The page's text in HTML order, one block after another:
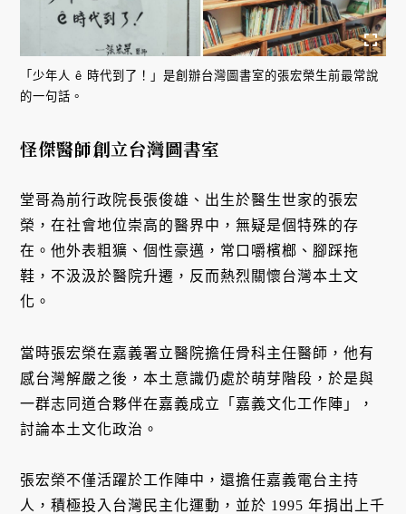
「少年人 ê 時代到了！」是創辦台灣圖書室的張宏榮生前最常說
的一句話。
怪傑醫師創立台灣圖書室
堂哥為前行政院長張俊雄、出生於醫生世家的張宏
榮，在社會地位崇高的醫界中，無疑是個特殊的存
在。他外表粗獷、個性豪邁，常口嚼檳榔、腳踩拖
鞋，不汲汲於醫院升遷，反而熱烈關懷台灣本土文
化。
當時張宏榮在嘉義署立醫院擔任骨科主任醫師，他有
感台灣解嚴之後，本土意識仍處於萌芽階段，於是與
一群志同道合夥伴在嘉義成立「嘉義文化工作陣」，
討論本土文化政治。
張宏榮不僅活躍於工作陣中，還擔任嘉義電台主持
人，積極投入台灣民主化運動，並於 1995 年捐出上千